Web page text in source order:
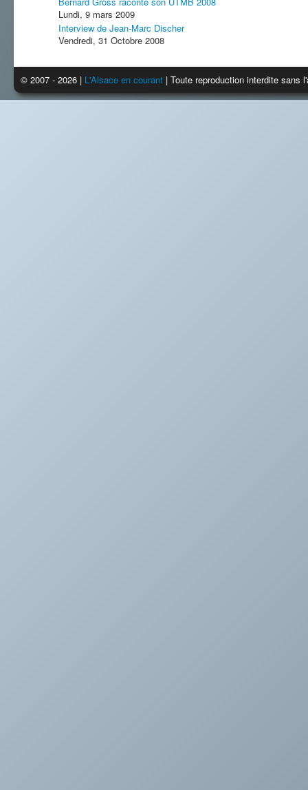
Lundi, 9 mars 2009
Interview de Jean-Marc Discher
Vendredi, 31 Octobre 2008
© 2007 - 2026 | L'Alsace en courant | Toute reproduction interdite sans